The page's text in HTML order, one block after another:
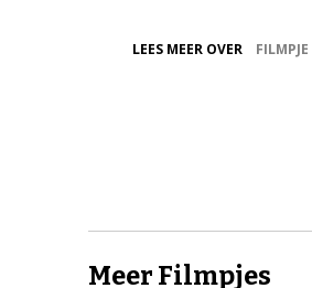
LEES MEER OVER FILMPJE
Meer Filmpjes